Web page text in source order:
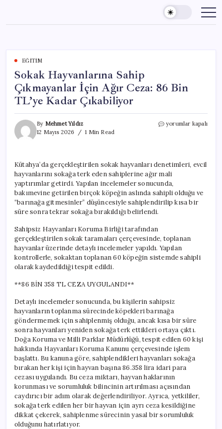
content
EĞITIM
Sokak Hayvanlarına Sahip
Çıkmayanlar İçin Ağır Ceza: 86 Bin
TL’ye Kadar Çıkabiliyor
By Mehmet Yıldız
12 Mayıs 2026
1 Min Read
Sokak
Ağır
Ceza:
86
Bin
TL’ye
Kadar
yorumlar kapalı
Kütahya’da gerçekleştirilen sokak hayvanları denetimleri, evcil
hayvanlarını sokağa terk eden sahiplerine ağır mali
yaptırımlar getirdi. Yapılan incelemeler sonucunda,
bakımevine getirilen birçok köpeğin aslında sahipli olduğu ve
“barınağa gitmesinler” düşüncesiyle sahiplendirilip kısa bir
süre sonra tekrar sokağa bırakıldığı belirlendi.
Sahipsiz Hayvanları Koruma Birliği tarafından
gerçekleştirilen sokak taramaları çerçevesinde, toplanan
hayvanlar üzerinde detaylı incelemeler yapıldı. Yapılan
kontrollerle, sokaktan toplanan 60 köpeğin sistemde sahipli
olarak kaydedildiği tespit edildi.
**86 BİN 358 TL CEZA UYGULANDI**
Detaylı incelemeler sonucunda, bu kişilerin sahipsiz
hayvanların toplanma sürecinde köpekleri barınağa
göndermemek için sahiplenmiş olduğu, ancak kısa bir süre
sonra hayvanları yeniden sokağa terk ettikleri ortaya çıktı.
Doğa Koruma ve Milli Parklar Müdürlüğü, tespit edilen 60 kişi
hakkında Hayvanları Koruma Kanunu çerçevesinde işlem
başlattı. Bu kanuna göre, sahiplendikleri hayvanları sokağa
bırakan her kişi için hayvan başına 86.358 lira idari para
cezası uygulandı. Bu ceza miktarı, hayvan haklarının
korunması ve sorumluluk bilincinin artırılması açısından
caydırıcı bir adım olarak değerlendiriliyor. Ayrıca, yetkililer,
sokağa terk edilen her bir hayvan için ayrı ceza kesildiğine
dikkat çekerek, sahiplenme sürecinin yasal bir sorumluluk
olduğunu hatırlatıyor.